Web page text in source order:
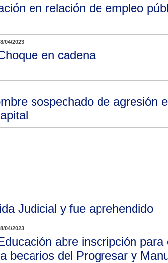
en relación de empleo
04/2023
en cadena
sospechado de agresión
Judicial y fue aprehendido
04/2023
abre inscripción para
becarios del Progresar y